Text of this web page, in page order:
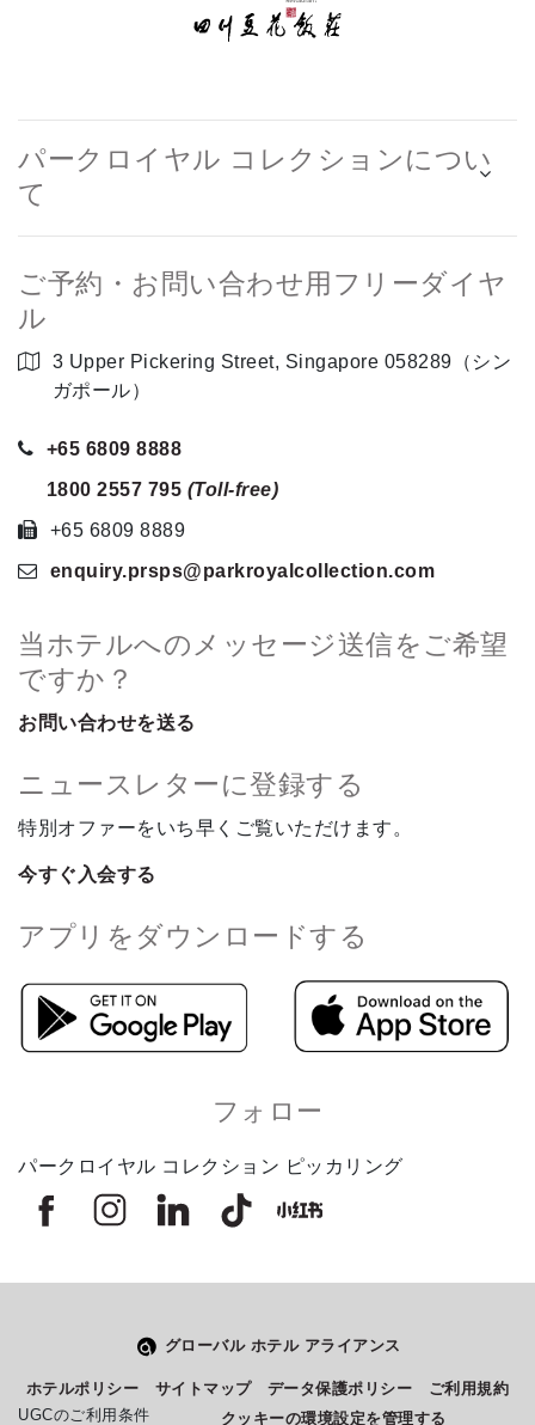
パークロイヤル コレクションについ
て
ご予約・お問い合わせ用フリーダイヤ
ル
3 Upper Pickering Street, Singapore 058289（シン
ガポール）
+65 6809 8888
1800 2557 795 (Toll-free)
+65 6809 8889
enquiry.prsps@parkroyalcollection.com
当ホテルへのメッセージ送信をご希望
ですか？
お問い合わせを送る
ニュースレターに登録する
特別オファーをいち早くご覧いただけます。
今すぐ入会する
アプリをダウンロードする
フォロー
パークロイヤル コレクション ピッカリング
グローバル ホテル アライアンス
ホテルポリシー サイトマップ データ保護ポリシー
ご利用規約
UGCのご利用条件
クッキーの環境設定を管理する
このサイトでの経験をどのように評価しますか？
Select
an